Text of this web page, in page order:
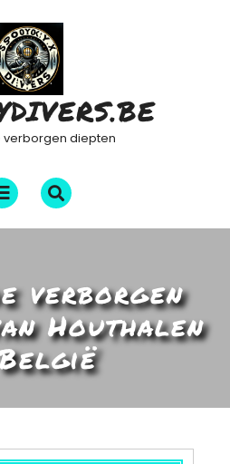
verborgen diepten
Menu
openen
verborgen
Houthalen